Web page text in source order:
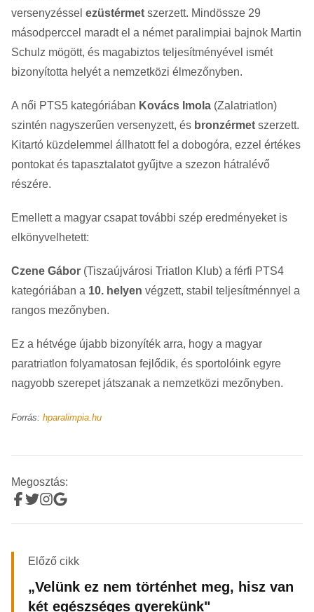
versenyzéssel ezüstérmet szerzett. Mindössze 29
másodperccel maradt el a német paralimpiai bajnok Martin
Schulz mögött, és magabiztos teljesítményével ismét
bizonyította helyét a nemzetközi élmezőnyben.
A női PTS5 kategóriában Kovács Imola (Zalatriatlon)
szintén nagyszerűen versenyzett, és bronzérmet szerzett.
Kitartó küzdelemmel állhatott fel a dobogóra, ezzel értékes
pontokat és tapasztalatot gyűjtve a szezon hátralévő
részére.
Emellett a magyar csapat további szép eredményeket is
elkönyvelhetett:
Czene Gábor (Tiszaújvárosi Triatlon Klub) a férfi PTS4
kategóriában a 10. helyen végzett, stabil teljesítménnyel a
rangos mezőnyben.
Ez a hétvége újabb bizonyíték arra, hogy a magyar
paratriatlon folyamatosan fejlődik, és sportolóink egyre
nagyobb szerepet játszanak a nemzetközi mezőnyben.
Forrás: hparalimpia.hu
Megosztás:
Előző cikk
„Velünk ez nem történhet meg, hisz van
két egészséges gyerekünk"